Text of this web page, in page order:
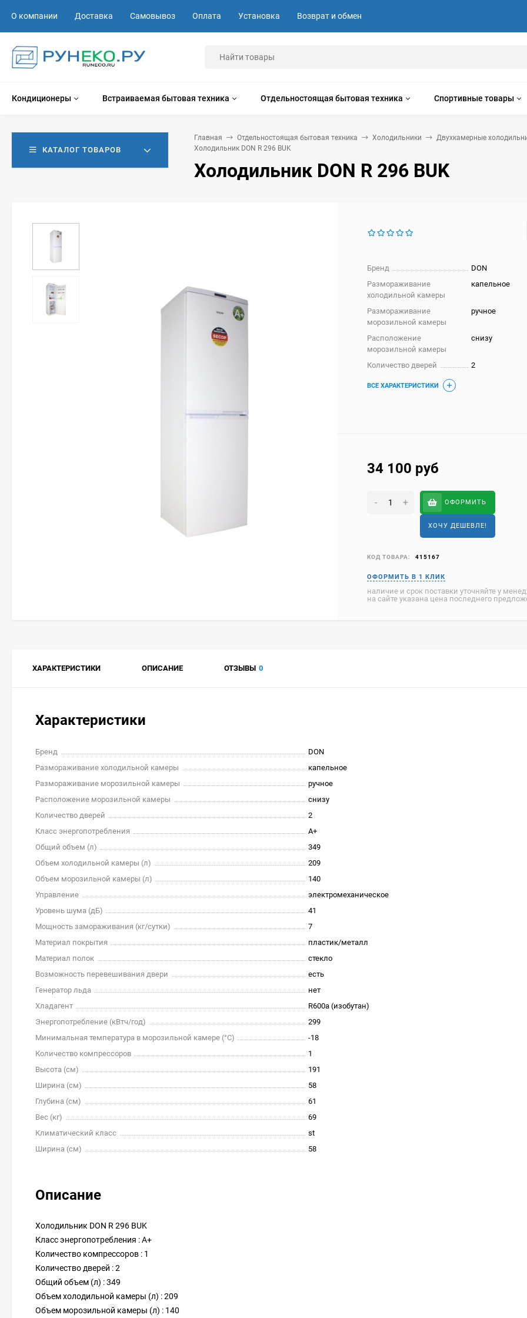
О компании Доставка Самовывоз Оплата Установка Возврат и обмен
Кондиционеры Встраиваемая бытовая техника Отдельностоящая бытовая техника Спортивные товары
КАТАЛОГ ТОВАРОВ
Главная Отдельностоящая бытовая техника Холодильники
Двухкамерные
Холодильник DON R 296 BUK
Холодильник DON R 296 BUK
Бренд
DON
Размораживание
холодильной камеры
капельное
Размораживание
морозильной камеры
ручное
Расположение
морозильной камеры
снизу
Количество дверей 2
ВСЕ ХАРАКТЕРИСТИКИ
34 100 руб
- + ОФОРМИТЬ
ХОЧУ ДЕШЕВЛЕ!
КОД ТОВАРА: 415167
наличие и срок поставки уточняйте у
на сайте указана цена последнего
ХАРАКТЕРИСТИКИ ОПИСАНИЕ ОТЗЫВЫ 0
Характеристики
Бренд
DON
Размораживание холодильной камеры
капельное
Размораживание морозильной камеры
ручное
Расположение морозильной камеры
снизу
Количество дверей
2
Класс энергопотребления
A+
Общий объем (л)
349
Объем холодильной камеры (л)
209
Объем морозильной камеры (л)
140
Управление
электромеханическое
Уровень шума (дБ)
41
Мощность замораживания (кг/cутки)
7
Материал покрытия
пластик/металл
Материал полок
стекло
Возможность перевешивания двери
есть
Генератор льда
нет
Хладагент
R600a (изобутан)
Энергопотребление (кВтч/год)
299
Минимальная температура в морозильной камере (°C)
-18
Количество компрессоров
1
Высота (см)
191
Ширина (см)
58
Глубина (см)
61
Вес (кг)
69
Климатический класс
st
Ширина (см)
58
Описание
Холодильник DON R 296 BUK
Класс энергопотребления : A+
Количество компрессоров : 1
Количество дверей : 2
Общий объем (л) : 349
Объем холодильной камеры (л) : 209
Объем морозильной камеры (л) : 140